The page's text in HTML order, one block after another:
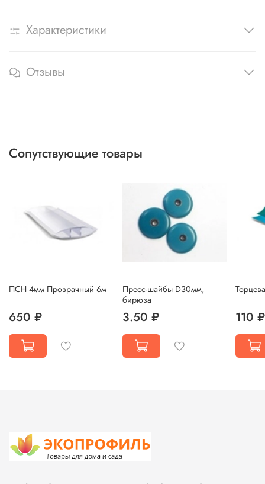
Характеристики
Отзывы
Сопутствующие товары
ПСН 4мм Прозрачный 6м
650 ₽
Пресс-шайбы D30мм,
бирюза
3.50 ₽ 110 ₽